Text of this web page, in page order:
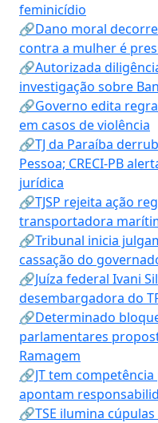
feminicídio
🔗Dano moral
contra a mulher é
🔗Autorizada
investigação sobre
🔗Governo edita
em casos de violência
🔗TJ da Paraíba
Pessoa; CRECI-PB
jurídica
🔗TJSP rejeita ação
transportadora
🔗Tribunal inicia
cassação do
🔗Juíza federal Ivani
desembargadora do
🔗Determinado
parlamentares
Ramagem
🔗JT tem
apontam
🔗TSE ilumina